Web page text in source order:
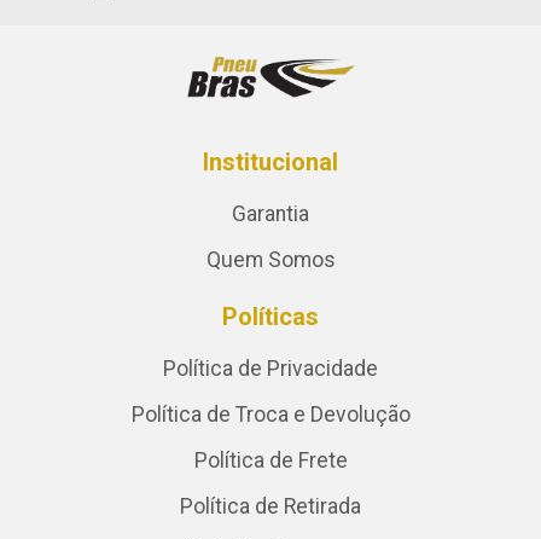
Institucional
Garantia
Quem Somos
Políticas
Política de Privacidade
Política de Troca e Devolução
Política de Frete
Política de Retirada